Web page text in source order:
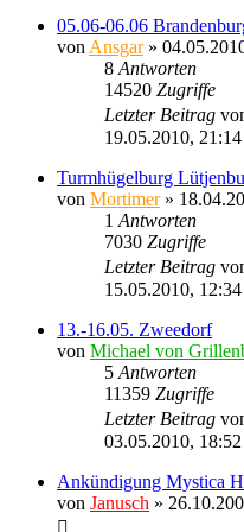
05.06-06.06
vonAnsgar»
8Antworten
14520 Zugriffe
Letzter Beitrag
19.05.2010, 21:14
Turmhügelburg
von Mortimer»
1Antworten
7030 Zugriffe
Letzter Beitrag
15.05.2010, 12:34
13.-16.05. Zweedorf
von Michael von
5Antworten
11359 Zugriffe
Letzter Beitrag
03.05.2010, 18:52
Ankündigung Mystica
von Janusch »